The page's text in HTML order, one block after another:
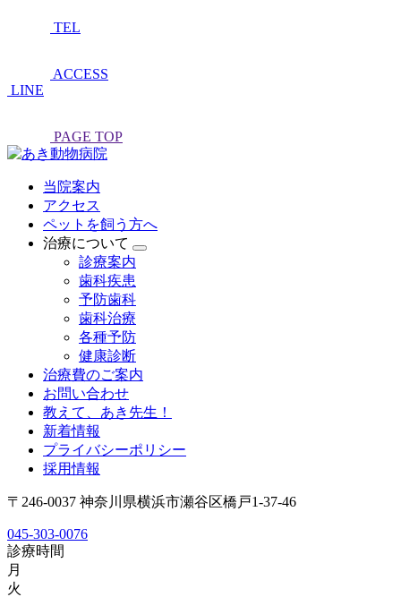
TEL
ACCESS
LINE
PAGE TOP
当院案内
アクセス
ペットを飼う方へ
治療について
診療案内
歯科疾患
予防歯科
歯科治療
各種予防
健康診断
治療費のご案内
お問い合わせ
教えて、あき先生！
新着情報
プライバシーポリシー
採用情報
〒246-0037 神奈川県横浜市瀬谷区橋戸1-37-46
045-303-0076
診療時間
月
火